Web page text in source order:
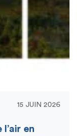
15 JUIN 2026
en